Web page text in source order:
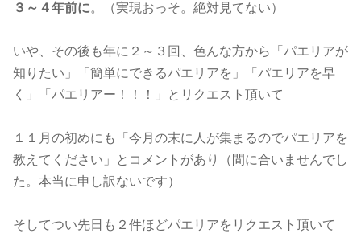
３～４年前に。（実現おっそ。絶対見てない）
いや、その後も年に２～３回、色んな方から「パエリアが
知りたい」「簡単にできるパエリアを」「パエリアを早
く」「パエリアー！！！」とリクエスト頂いて
１１月の初めにも「今月の末に人が集まるのでパエリアを
教えてください」とコメントがあり（間に合いませんでし
た。本当に申し訳ないです）
そしてつい先日も２件ほどパエリアをリクエスト頂いて